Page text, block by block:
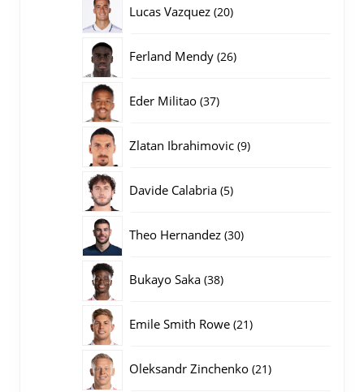
Lucas Vazquez 2020
Ferland Mendy 2626
Eder Militao 3737
Zlatan Ibrahimovic 99
Davide Calabria 55
Theo Hernandez 3030
Bukayo Saka 3838
Emile Smith Rowe 2121
Oleksandr Zinchenko 2121